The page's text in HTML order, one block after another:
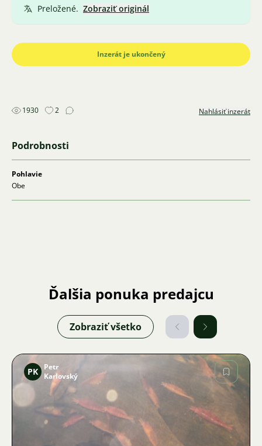
Preložené. Zobraziť originál
Inzerát je ukončený
1930 2 Nahlásiť inzerát
Podrobnosti
Pohlavie
Obe
Ďalšia ponuka predajcu
Zobraziť všetko
Obrázok
PK
Petr
Karlovský